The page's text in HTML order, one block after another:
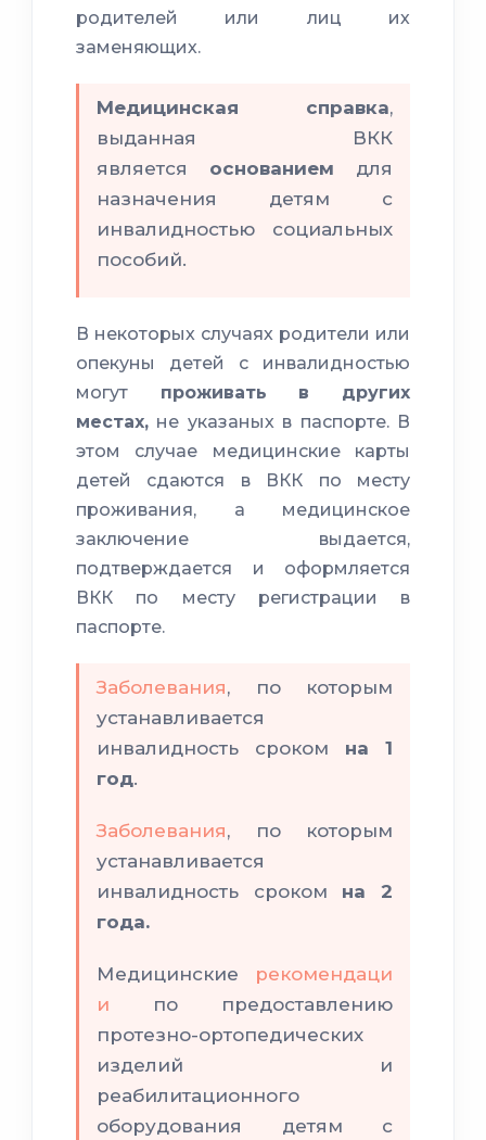
родителей или лиц их
заменяющих.
Медицинская справка,
выданная ВКК
является основанием для
назначения детям с
инвалидностью социальных
пособий.
В некоторых случаях родители или
опекуны детей с инвалидностью
могут проживать в других
местах, не указаных в паспорте. В
этом случае медицинские карты
детей сдаются в ВКК по месту
проживания, а медицинское
заключение выдается,
подтверждается и оформляется
ВКК по месту регистрации в
паспорте.
Заболевания, по которым
устанавливается ​​
инвалидность сроком на 1
год.
Заболевания, по которым
устанавливается ​​
инвалидность сроком на 2
года.
Медицинские рекомендаци
и по предоставлению
протезно-ортопедических
изделий и
реабилитационного
оборудования детям с